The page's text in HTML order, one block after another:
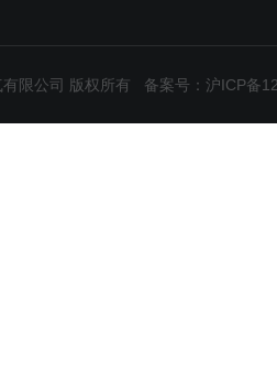
限公司 版权所有 备案号：沪ICP备